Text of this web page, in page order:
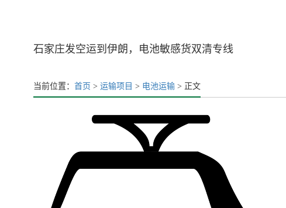
石家庄发空运到伊朗，电池敏感货双清专线
当前位置： 首页 > 运输项目 > 电池运输 > 正文